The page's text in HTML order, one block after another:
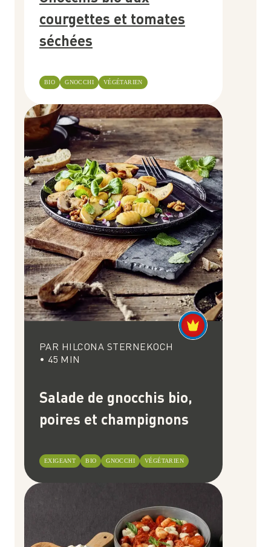
courgettes et tomates
séchées
BIO GNOCCHI VÉGÉTARIEN
PAR HILCONA STERNEKOCH
• 45 MIN
Salade de gnocchis bio,
poires et champignons
EXIGEANT BIO GNOCCHI VÉGÉTARIEN